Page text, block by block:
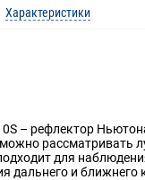
Характеристики
– рефлектор
рассматривать
для
дальнего и ближнего